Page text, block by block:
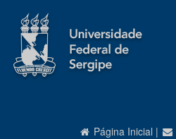
Página Inicial |